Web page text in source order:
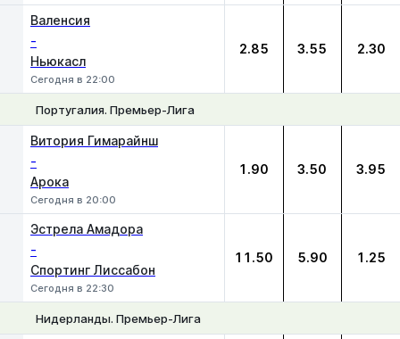
Валенсия
-
Ньюкасл
Сегодня в 22:00
2.85 3.55 2.30
Португалия. Премьер-Лига
Витория Гимарайнш
-
Арока
Сегодня в 20:00
1.90 3.50 3.95
Эстрела Амадора
-
Спортинг Лиссабон
Сегодня в 22:30
11.50 5.90 1.25
Нидерланды. Премьер-Лига